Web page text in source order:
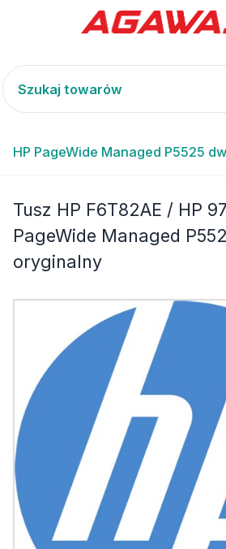
HP PageWide Managed P5525
Tusz HP F6T82AE / HP
PageWide Managed
oryginalny